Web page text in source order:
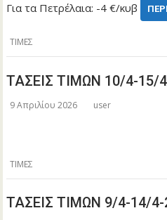
Για τα Πετρέλαια: -4 €/κυβ
ΤΙΜΕΣ
ΤΑΣΕΙΣ ΤΙΜΩΝ 10/4-15/
9 Απριλίου 2026 user
ΤΙΜΕΣ
ΤΑΣΕΙΣ ΤΙΜΩΝ 9/4-14/4-